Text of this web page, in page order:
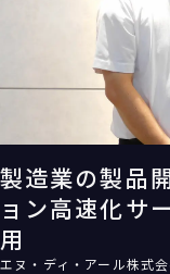
製造業の製品
ョン高速化サ
用
エヌ・ディ・アール株式